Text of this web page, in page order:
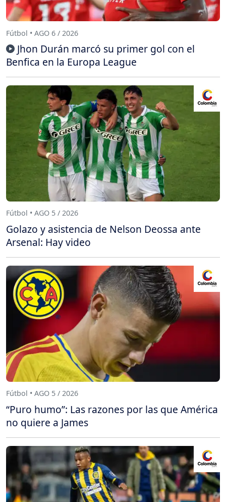
Fútbol • AGO 6 / 2026
Jhon Durán marcó su primer gol con el
Benfica en la Europa League
Fútbol • AGO 5 / 2026
Golazo y asistencia de Nelson Deossa ante
Arsenal: Hay video
Fútbol • AGO 5 / 2026
“Puro humo”: Las razones por las que América
no quiere a James